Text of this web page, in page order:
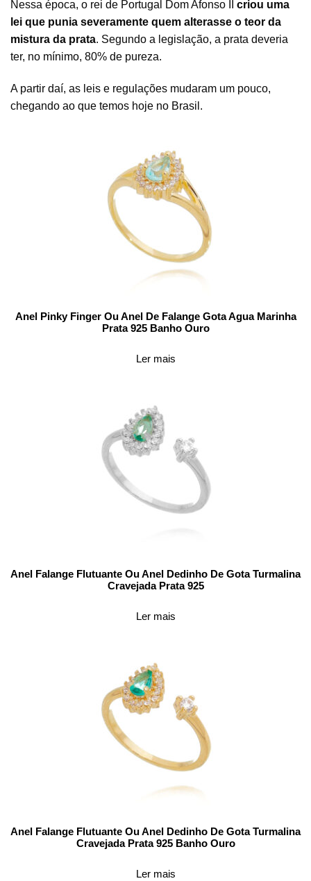
Nessa época, o rei de Portugal Dom Afonso II criou uma
lei que punia severamente quem alterasse o teor da
mistura da prata. Segundo a legislação, a prata deveria
ter, no mínimo, 80% de pureza.
A partir daí, as leis e regulações mudaram um pouco,
chegando ao que temos hoje no Brasil.
Anel Pinky Finger Ou Anel De Falange Gota Agua Marinha
Prata 925 Banho Ouro
Ler mais
Anel Falange Flutuante Ou Anel Dedinho De Gota Turmalina
Cravejada Prata 925
Ler mais
Anel Falange Flutuante Ou Anel Dedinho De Gota Turmalina
Cravejada Prata 925 Banho Ouro
Ler mais